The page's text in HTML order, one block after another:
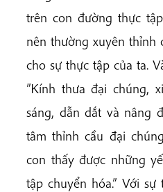
trên con đường thực
nên thường xuyên thỉnh
cho sự thực tập của ta.
”Kính thưa đại chúng,
sáng, dẫn dắt và nâng
tâm thỉnh cầu đại
con thấy được những
tập chuyển hóa.” Với